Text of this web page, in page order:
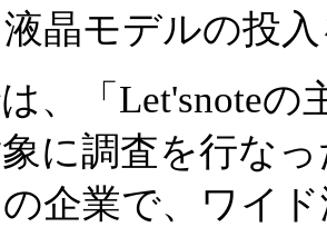
晶モデルの投
、「Let'snoteの
に調査を行な
企業で、ワイ